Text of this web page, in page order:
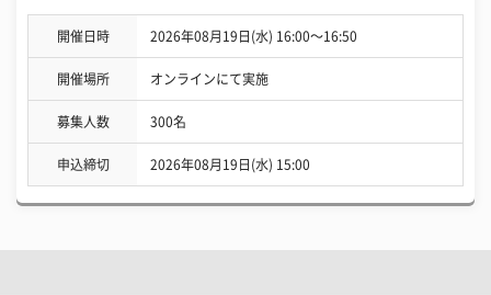
開催日時 2026年08月19日(水) 16:00〜16:50
開催場所 オンラインにて実施
募集人数 300名
申込締切 2026年08月19日(水) 15:00